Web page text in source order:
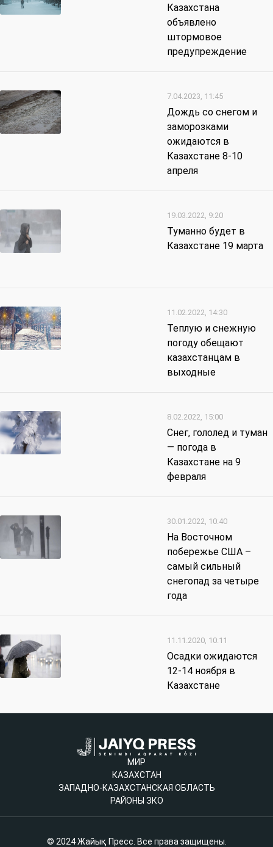
Казахстана
объявлено
штормовое
предупреждение
7.04.2023, 11:45
Дождь со снегом и
заморозками
ожидаются в
Казахстане 8-10
апреля
19.03.2022, 9:20
Туманно будет в
Казахстане 19 марта
11.02.2022, 14:30
Теплую и снежную
погоду обещают
казахстанцам в
выходные
8.02.2022, 15:00
Снег, гололед и туман
— погода в
Казахстане на 9
февраля
30.01.2022, 10:40
На Восточном
побережье США –
самый сильный
снегопад за четыре
года
11.11.2020, 10:11
Осадки ожидаются
12-14 ноября в
Казахстане
МИР
КАЗАХСТАН
ЗАПАДНО-КАЗАХСТАНСКАЯ ОБЛАСТЬ
РАЙОНЫ ЗКО
© 2024 Жайық Пресс. Все права защищены.